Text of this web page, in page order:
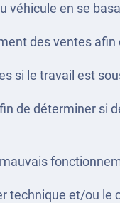
véhicule en se
des ventes afin
si le travail est
de déterminer si
technique et/ou le